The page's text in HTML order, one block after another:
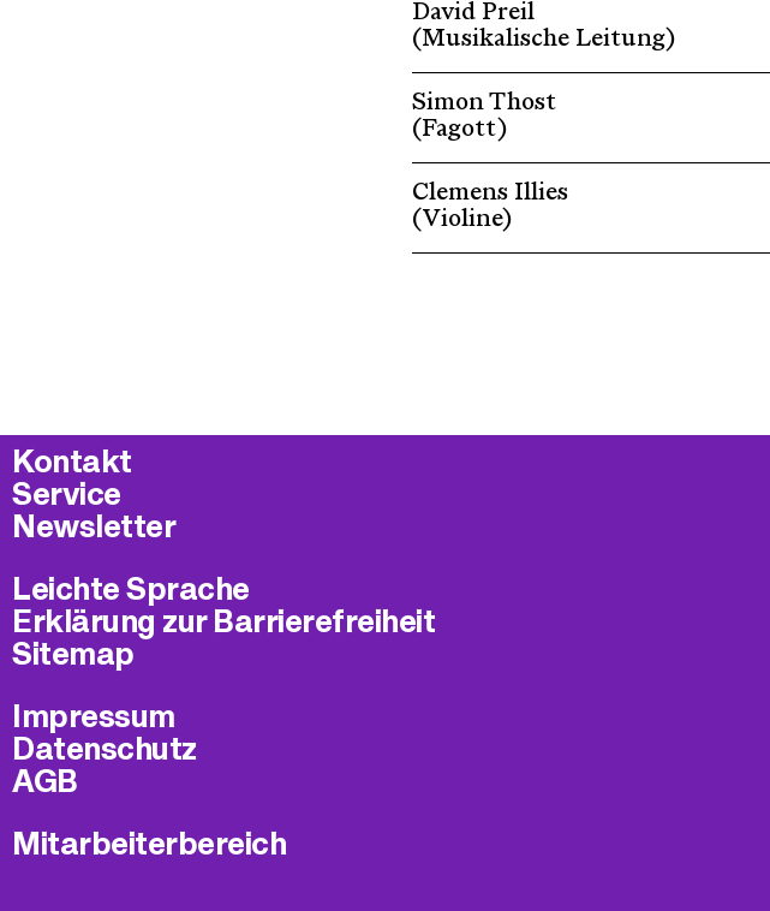
David Preil
(Musikalische Leitung)
Simon Thost
(Fagott)
Clemens Illies
(Violine)
Kontakt
Service
Newsletter
Leichte Sprache
Erklärung zur Barrierefreiheit
Sitemap
Impressum
Datenschutz
AGB
Mitarbeiterbereich